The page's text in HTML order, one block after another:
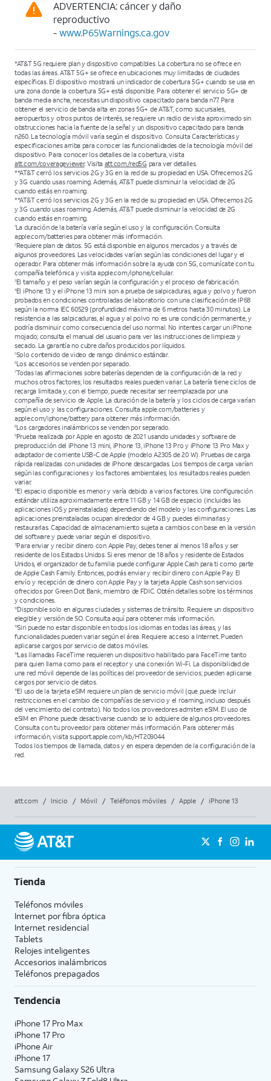
ADVERTENCIA: cáncer y daño
reproductivo
-www.P65Warnings.ca.gov
*AT&T 5G requiere plan y dispositivo compatibles. La cobertura no se ofrece en
todas las áreas. AT&T 5G+ se ofrece en ubicaciones muy limitadas de ciudades
específicas. El dispositivo mostrará un indicador de cobertura 5G+ cuando se usa en
una zona donde la cobertura 5G+ está disponible. Para obtener el servicio 5G+ de
banda media ancha, necesitas un dispositivo capacitado para banda n77. Para
obtener el servicio de banda alta en zonas 5G+ de AT&T, como sucursales,
aeropuertos y otros puntos de interés, se requiere un radio de vista aproximado sin
obstrucciones hacia la fuente de la señal y un dispositivo capacitado para banda
n260. La tecnología móvil varía según el dispositivo. Consulta Características y
especificaciones arriba para conocer las funcionalidades de la tecnología móvil del
dispositivo. Para conocer los detalles de la cobertura, visita
att.com/coverageviewer. Visita att.com/red5G para ver detalles.
**AT&T cerró los servicios 2G y 3G en la red de su propiedad en USA. Ofrecemos 2G
y 3G cuando usas roaming. Además, AT&T puede disminuir la velocidad de 2G
cuando estás en roaming.
**AT&T cerró los servicios 2G y 3G en la red de su propiedad en USA. Ofrecemos 2G
y 3G cuando usas roaming. Además, AT&T puede disminuir la velocidad de 2G
cuando estás en roaming.
1La duración de la batería varía según el uso y la configuración. Consulta
apple.com/batteries para obtener más información.
2Requiere plan de datos. 5G está disponible en algunos mercados y a través de
algunos proveedores. Las velocidades varían según las condiciones del lugar y el
operador. Para obtener más información sobre la ayuda con 5G, comunícate con tu
compañía telefónica y visita apple.com/iphone/cellular.
3El tamaño y el peso varían según la configuración y el proceso de fabricación.
4El iPhone 13 y el iPhone 13 mini son a prueba de salpicaduras, agua y polvo y fueron
probados en condiciones controladas de laboratorio con una clasificación de IP68
según la norma IEC 60529 (profundidad máxima de 6 metros hasta 30 minutos). La
resistencia a las salpicaduras, al agua y al polvo no es una condición permanente, y
podría disminuir como consecuencia del uso normal. No intentes cargar un iPhone
mojado; consulta el manual del usuario para ver las instrucciones de limpieza y
secado. La garantía no cubre daños producidos por líquidos.
5Solo contenido de video de rango dinámico estándar.
6Los accesorios se venden por separado.
7Todas las afirmaciones sobre baterías dependen de la configuración de la red y
muchos otros factores; los resultados reales pueden variar. La batería tiene ciclos de
recarga limitada y, con el tiempo, puede necesitar ser reemplazada por una
compañía de servicio de Apple. La duración de la batería y los ciclos de carga varían
según el uso y las configuraciones. Consulta apple.com/batteries y
apple.com/iphone/battery para obtener más información.
8Los cargadores inalámbricos se venden por separado.
9Prueba realizada por Apple en agosto de 2021 usando unidades y software de
preproducción del iPhone 13 mini, iPhone 13, iPhone 13 Pro y iPhone 13 Pro Max y
adaptador de corriente USB-C de Apple (modelo A2305 de 20 W). Pruebas de carga
rápida realizadas con unidades de iPhone descargadas. Los tiempos de carga varían
según las configuraciones y los factores ambientales; los resultados reales pueden
variar.
10El espacio disponible es menor y varía debido a varios factores. Una configuración
estándar utiliza aproximadamente entre 11 GB y 14 GB de espacio (incluidas las
aplicaciones iOS y preinstaladas) dependiendo del modelo y las configuraciones. Las
aplicaciones preinstaladas ocupan alrededor de 4 GB y puedes eliminarlas y
restaurarlas. Capacidad de almacenamiento sujeta a cambios con base en la versión
del software y puede variar según el dispositivo.
11Para enviar y recibir dinero con Apple Pay, debes tener al menos 18 años y ser
residente de los Estados Unidos. Si eres menor de 18 años y residente de Estados
Unidos, el organizador de tu familia puede configurar Apple Cash para ti como parte
de Apple Cash Family. Entonces, podrás enviar y recibir dinero con Apple Pay. El
envío y recepción de dinero con Apple Pay y la tarjeta Apple Cash son servicios
ofrecidos por Green Dot Bank, miembro de FDIC. Obtén detalles sobre los términos
y condiciones.
12Disponible solo en algunas ciudades y sistemas de tránsito. Requiere un dispositivo
elegible y versión de SO. Consulta aquí para obtener más información.
13Siri puede no estar disponible en todos los idiomas en todas las áreas, y las
funcionalidades pueden variar según el área. Requiere acceso a Internet. Pueden
aplicarse cargos por servicio de datos móviles.
14Las llamadas FaceTime requieren un dispositivo habilitado para FaceTime tanto
para quien llama como para el receptor y una conexión Wi-Fi. La disponibilidad de
una red móvil depende de las políticas del proveedor de servicios; pueden aplicarse
cargos por servicio de datos.
15El uso de la tarjeta eSIM requiere un plan de servicio móvil (que puede incluir
restricciones en el cambio de compañías de servicio y el roaming, incluso después
del vencimiento del contrato). No todos los proveedores admiten eSIM. El uso de
eSIM en iPhone puede desactivarse cuando se lo adquiere de algunos proveedores.
Consulta con tu proveedor para obtener más información. Para obtener más
información, visita support.apple.com/kb/HT209044.
Todos los tiempos de llamada, datos y en espera dependen de la configuración de la
red.
att.com / Inicio / Móvil / Teléfonos móviles / Apple / iPhone 13
Tienda
Teléfonos móviles
Internet por fibra óptica
Internet residencial
Tablets
Relojes inteligentes
Accesorios inalámbricos
Teléfonos prepagados
Tendencia
iPhone 17 Pro Max
iPhone 17 Pro
iPhone Air
iPhone 17
Samsung Galaxy S26 Ultra